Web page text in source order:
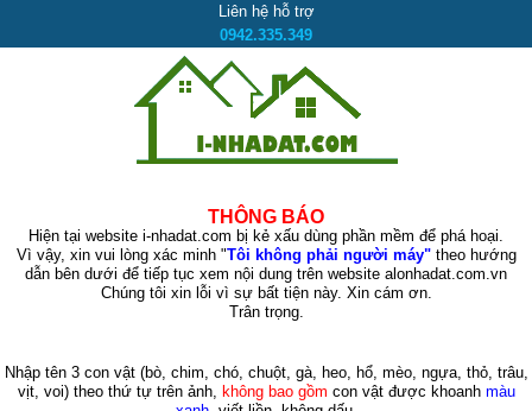
Liên hệ hỗ trợ
0942.335.349
THÔNG BÁO
Hiện tại website i-nhadat.com bị kẻ xấu dùng phần mềm để phá hoại.
Vì vậy, xin vui lòng xác minh "Tôi không phải người máy"theo hướng
dẫn bên dưới để tiếp tục xem nội dung trên website alonhadat.com.vn
Chúng tôi xin lỗi vì sự bất tiện này. Xin cám ơn.
Trân trọng.
Nhập tên 3 con vật (bò, chim, chó, chuột, gà, heo, hổ, mèo, ngựa, thỏ, trâu,
vịt, voi)theo thứ tự trên ảnh, không bao gồm con vật được khoanh màu